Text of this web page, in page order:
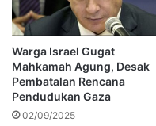
Warga Israel Gugat
Mahkamah Agung, Desak
Pembatalan Rencana
Pendudukan Gaza
02/09/2025